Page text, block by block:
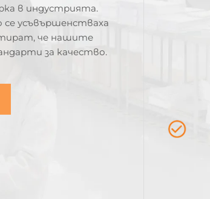
в индустрията.
усъвършенстваха
че нашите
за качество.